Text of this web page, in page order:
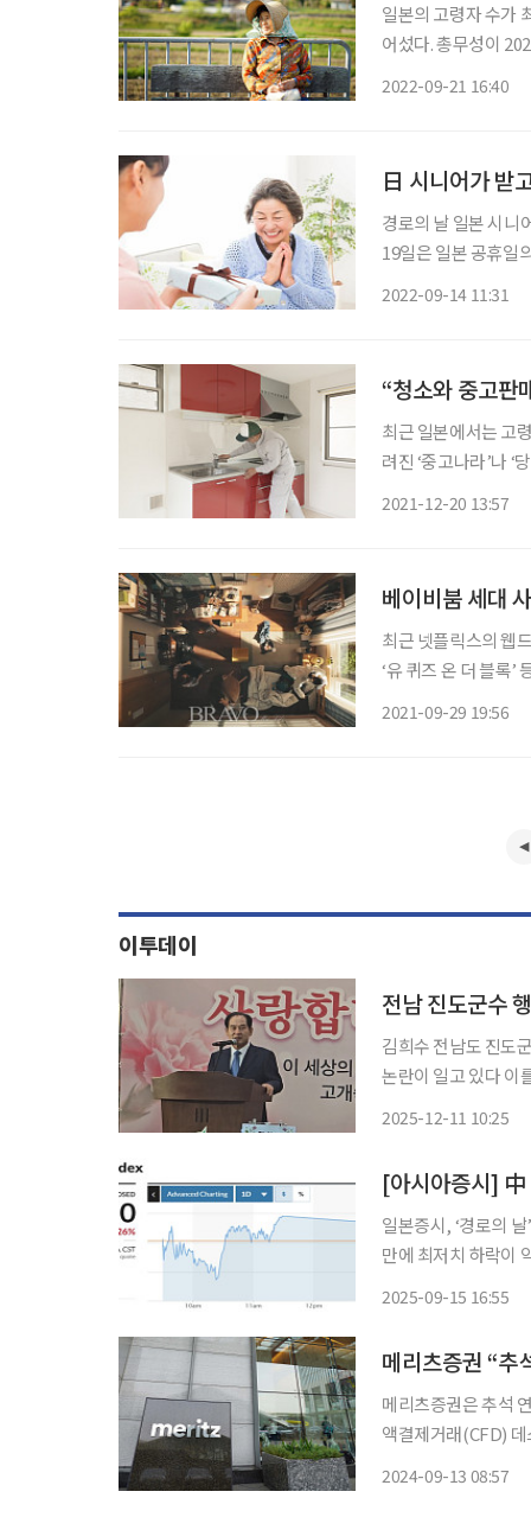
일본의 고령자 수가
어섰다. 총무성이 2022년 경로의 날을 맞이해 지난 18일 발표한 인구추계에 따르면 일본의
2022-09-21 16:40
日 시니어가 받
경로의 날 일본 시니어
19일은 일본 공휴일
2022-09-14 11:31
“청소와 중고판
최근 일본에서는 고
려진 ‘중고나라’나 ‘
2021-12-20 13:57
베이비붐 세대
최근 넷플릭스의 웹
‘유 퀴즈 온 더 블록
2021-09-29 19:56
이투데이
전남 진도군수
김희수 전남도 진도
논란이 일고 있다 이를 지켜본 주민들은 "어르신을 위로하는 자리가 군수 개인의 해명무대로
2025-12-11 10:25
[아시아증시]
일본증시, ‘경로의
만에 최저치 하락이 악재 15일 아시아 증시는 중국의 부진한 경기지표에 따
2025-09-15 16:55
메리츠증권 “추
메리츠증권은 추석
액결제거래(CFD) 데스크를
2024-09-13 08:57